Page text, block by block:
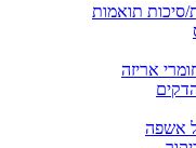
סיכות תואמות
אריזה
אשפה